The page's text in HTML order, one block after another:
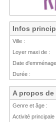
Infos
Ville :
Loyer maxi de :
Date
Durée :
A propos de
Genre et âge :
Activité principale